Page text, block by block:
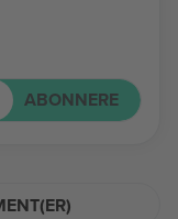
ABONNERE